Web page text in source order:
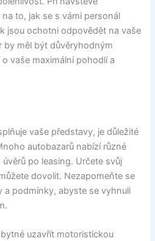
to, jak se s vámi personál
jsou ochotni odpovědět na vaše
by měl být důvěryhodným
vaše maximální pohodlí a
vaše představy, je důležité
autobazarů nabízí různé
po leasing. Určete svůj
dovolit. Nezapomeňte se
a podmínky, abyste se vyhnuli
uzavřít motoristickou